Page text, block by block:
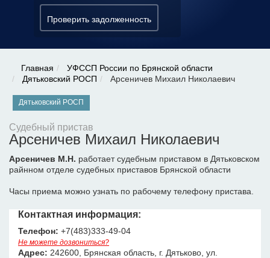
Проверить задолженность
Главная
УФССП России по Брянской области
Дятьковский РОСП
Арсеничев Михаил Николаевич
Дятьковский РОСП
Судебный пристав
Арсеничев Михаил Николаевич
Арсеничев М.Н. работает судебным приставом в Дятьковском
райнном отделе судебных приставов Брянской области
Часы приема можно узнать по рабочему телефону пристава.
Контактная информация:
Телефон: +7(483)333-49-04
Не можете дозвониться?
Адрес: 242600, Брянская область, г. Дятьково, ул.